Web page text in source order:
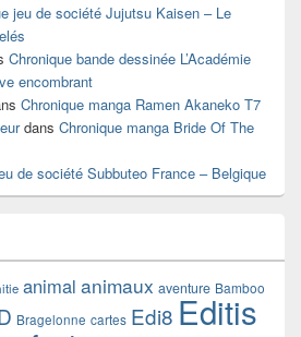
jeu de société Jujutsu Kaisen – Le
Chronique bande dessinée L’Académie
encombrant
Chronique manga Ramen Akaneko T7
dans Chronique manga Bride Of The
de société Subbuteo France – Belgique
animal animaux aventure Bamboo
Bragelonne cartes Edi8 Editis